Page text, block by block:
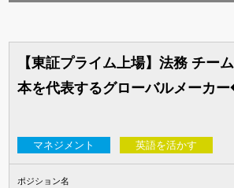
【東証プライム上場】法務 チ
本を代表するグローバルメーカ
マネジメント 英語を活かす
ポジション名